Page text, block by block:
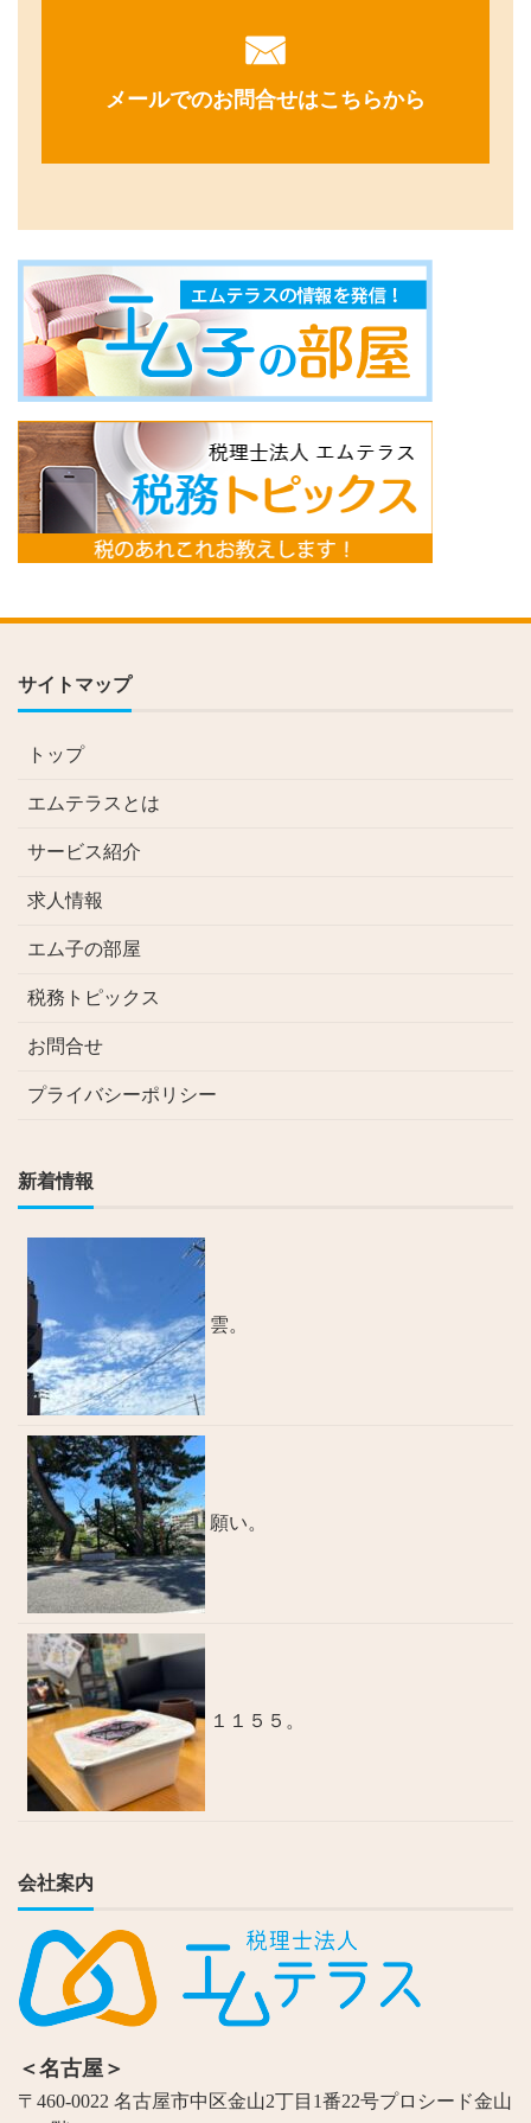
メールでのお問合せはこちらから
サイトマップ
トップ
エムテラスとは
サービス紹介
求人情報
エム子の部屋
税務トピックス
お問合せ
プライバシーポリシー
新着情報
雲。
願い。
１１５５。
会社案内
＜名古屋＞
〒460-0022 名古屋市中区金山2丁目1番22号プロシード金山